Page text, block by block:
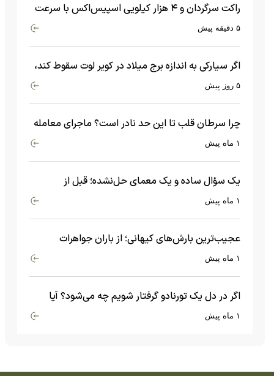
راکت سرگردان و ۴ هزار کیلویی اسپیس‌اکس با سرعت
هشت هزار و ۶۹۰ کیلومتر در ساعت به ماه برخورد کرد
۵ دقیقه پیش
اگر سیارکی به اندازه برج میلاد در کویر لوت سقوط کند،
چه اتفاقی می‌افتد؟
۵ روز پیش
چرا سرطان قلب تا این حد نادر است؟ ماجرای معامله
عجیبی که در بدن اتفاق می‌افتد!۱ ماه پیش
یک سؤال ساده و یک معمای حل‌نشده؛ قبل از
بیگ‌بنگ و آغاز جهان چه چیزی وجود داشت؟۱ ماه پیش
عجیب‌ترین بارش‌های کیهانی؛ از باران جواهرات
گران‌قیمت تا بارش آهن و شیشه۱ ماه پیش
اگر در دل یک تورنادو گرفتار شویم چه می‌شود؟ آیا
امکان زنده ماندن وجود دارد؟۱ ماه پیش